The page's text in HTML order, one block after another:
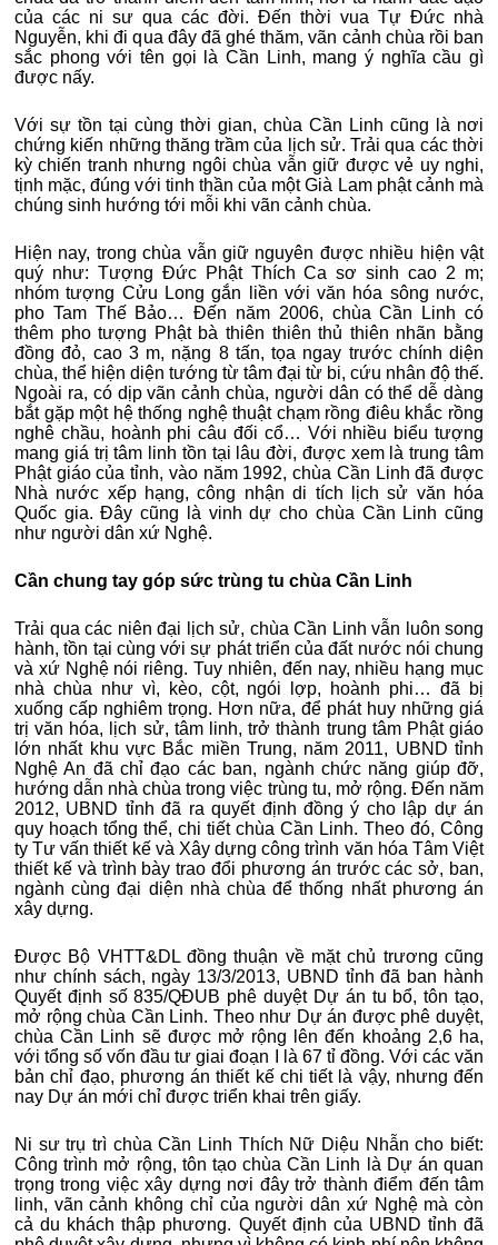
của các ni sư qua các đời. Đến thời vua Tự Đức nhà
Nguyễn, khi đi qua đây đã ghé thăm, vãn cảnh chùa rồi ban
sắc phong với tên gọi là Cần Linh, mang ý nghĩa cầu gì
được nấy.
Với sự tồn tại cùng thời gian, chùa Cần Linh cũng là nơi
chứng kiến những thăng trầm của lịch sử. Trải qua các thời
kỳ chiến tranh nhưng ngôi chùa vẫn giữ được vẻ uy nghi,
tịnh mặc, đúng với tinh thần của một Già Lam phật cảnh mà
chúng sinh hướng tới mỗi khi vãn cảnh chùa.
Hiện nay, trong chùa vẫn giữ nguyên được nhiều hiện vật
quý như: Tượng Đức Phật Thích Ca sơ sinh cao 2 m;
nhóm tượng Cửu Long gắn liền với văn hóa sông nước,
pho Tam Thế Bảo… Đến năm 2006, chùa Cần Linh có
thêm pho tượng Phật bà thiên thiên thủ thiên nhãn bằng
đồng đỏ, cao 3 m, nặng 8 tấn, tọa ngay trước chính diện
chùa, thể hiện diện tướng từ tâm đại từ bi, cứu nhân độ thế.
Ngoài ra, có dịp vãn cảnh chùa, người dân có thể dễ dàng
bắt gặp một hệ thống nghệ thuật chạm rồng điêu khắc rồng
nghê chầu, hoành phi câu đối cổ… Với nhiều biểu tượng
mang giá trị tâm linh tồn tại lâu đời, được xem là trung tâm
Phật giáo của tỉnh, vào năm 1992, chùa Cần Linh đã được
Nhà nước xếp hạng, công nhận di tích lịch sử văn hóa
Quốc gia. Đây cũng là vinh dự cho chùa Cần Linh cũng
như người dân xứ Nghệ.
Cần chung tay góp sức trùng tu chùa Cần Linh
Trải qua các niên đại lịch sử, chùa Cần Linh vẫn luôn song
hành, tồn tại cùng với sự phát triển của đất nước nói chung
và xứ Nghệ nói riêng. Tuy nhiên, đến nay, nhiều hạng mục
nhà chùa như vì, kèo, cột, ngói lợp, hoành phi… đã bị
xuống cấp nghiêm trọng. Hơn nữa, để phát huy những giá
trị văn hóa, lịch sử, tâm linh, trở thành trung tâm Phật giáo
lớn nhất khu vực Bắc miền Trung, năm 2011, UBND tỉnh
Nghệ An đã chỉ đạo các ban, ngành chức năng giúp đỡ,
hướng dẫn nhà chùa trong việc trùng tu, mở rộng. Đến năm
2012, UBND tỉnh đã ra quyết định đồng ý cho lập dự án
quy hoạch tổng thể, chi tiết chùa Cần Linh. Theo đó, Công
ty Tư vấn thiết kế và Xây dựng công trình văn hóa Tâm Việt
thiết kế và trình bày trao đổi phương án trước các sở, ban,
ngành cùng đại diện nhà chùa để thống nhất phương án
xây dựng.
Được Bộ VHTT&DL đồng thuận về mặt chủ trương cũng
như chính sách, ngày 13/3/2013, UBND tỉnh đã ban hành
Quyết định số 835/QĐUB phê duyệt Dự án tu bổ, tôn tạo,
mở rộng chùa Cần Linh. Theo như Dự án được phê duyệt,
chùa Cần Linh sẽ được mở rộng lên đến khoảng 2,6 ha,
với tổng số vốn đầu tư giai đoạn I là 67 tỉ đồng. Với các văn
bản chỉ đạo, phương án thiết kế chi tiết là vậy, nhưng đến
nay Dự án mới chỉ được triển khai trên giấy.
Ni sư trụ trì chùa Cần Linh Thích Nữ Diệu Nhẫn cho biết:
Công trình mở rộng, tôn tạo chùa Cần Linh là Dự án quan
trọng trong việc xây dựng nơi đây trở thành điểm đến tâm
linh, vãn cảnh không chỉ của người dân xứ Nghệ mà còn
cả du khách thập phương. Quyết định của UBND tỉnh đã